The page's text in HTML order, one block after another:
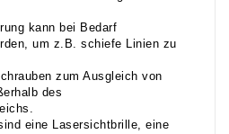
kann bei Bedarf
um z.B. schiefe Linien zu
zum Ausgleich von
des
eine Lasersichtbrille, eine